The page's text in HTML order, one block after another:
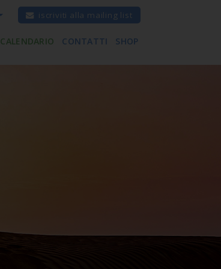
iscriviti alla mailing list
CALENDARIO CONTATTI SHOP